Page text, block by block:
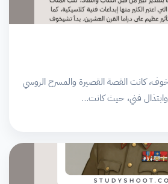
كانت القصة القصيرة والمسرح الروسي
فني، حيث كانت…